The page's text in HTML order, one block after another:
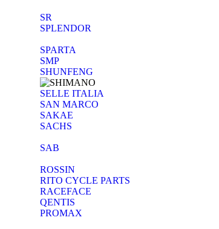
SR
SPLENDOR
SPARTA
SMP
SHUNFENG
SELLE ITALIA
SAN MARCO
SAKAE
SACHS
SAB
ROSSIN
RITO CYCLE PARTS
RACEFACE
QENTIS
PROMAX